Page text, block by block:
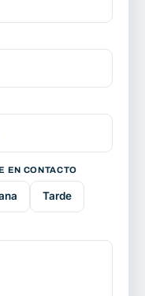
EN CONTACTO
Tarde